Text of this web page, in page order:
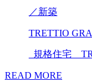
／新築
TRETTIO
規格住宅
READ MORE